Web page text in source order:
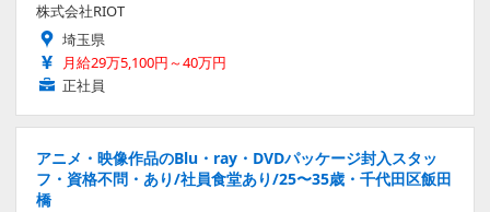
株式会社RIOT
埼玉県
月給29万5,100円～40万円
正社員
アニメ・映像作品のBlu・ray・DVDパッケージ封入スタッ
フ・資格不問・あり/社員食堂あり/25〜35歳・千代田区飯田
橋